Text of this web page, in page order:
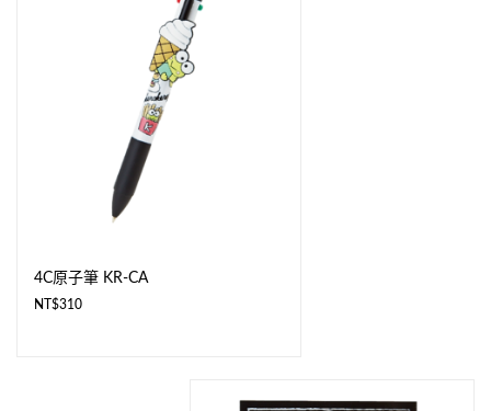
4C原子筆 KR-CA
NT$310